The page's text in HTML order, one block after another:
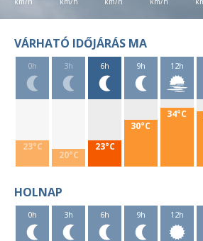
VÁRHATÓ IDŐJÁRÁS MA
0h
23°C
3h
20°C
6h
23°C
9h
30°C
12h
34°C
HOLNAP
0h 3h 6h 9h 12h